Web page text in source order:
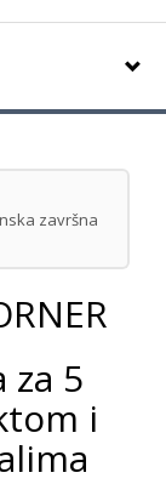
završna
za 5
i